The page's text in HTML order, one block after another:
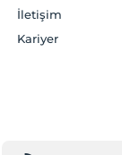
İletişim
Kariyer